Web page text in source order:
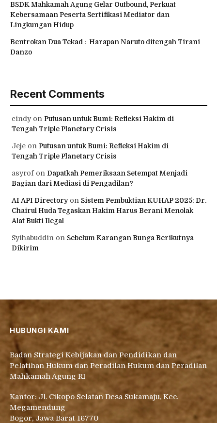
BSDK Mahkamah Agung Gelar Outbound, Perkuat
Kebersamaan Peserta Sertifikasi Mediator dan
Lingkungan Hidup
Bentrokan Dua Tekad : Harapan Naruto ditengah Tirani
Danzo
Recent Comments
cindyon Putusan untuk Bumi: Refleksi Hakim di
Tengah Triple Planetary Crisis
Jeje on Putusan untuk Bumi: Refleksi Hakim di
Tengah Triple Planetary Crisis
asyrofon Dapatkah Pemeriksaan Setempat Menjadi
Bagian dari Mediasi di Pengadilan?
AI API Directoryon Sistem Pembuktian KUHAP 2025: Dr.
Chairul Huda Tegaskan Hakim Harus Berani Menolak
Alat Bukti Ilegal
Syihabuddin on Sebelum Karangan Bunga Berikutnya
Dikirim
HUBUNGI KAMI
Badan Strategi Kebijakan dan Pendidikan dan
Pelatihan Hukum dan Peradilan Hukum dan Peradilan
Mahkamah Agung RI
Kantor: Jl. Cikopo Selatan Desa Sukamaju, Kec.
Megamendung
Bogor, Jawa Barat 16770